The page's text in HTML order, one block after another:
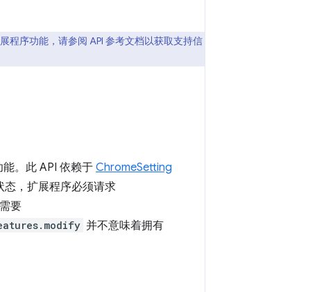
程序功能，请参阅 API 参考文档以获取支持信
。此 API 依赖于 ChromeSetting
态，扩展程序必须请求
要
并不意味着拥有